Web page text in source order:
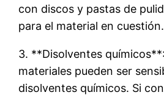
con discos y pastas de
para el material en cuestión.
3. **Disolventes
materiales pueden ser
disolventes químicos. Si